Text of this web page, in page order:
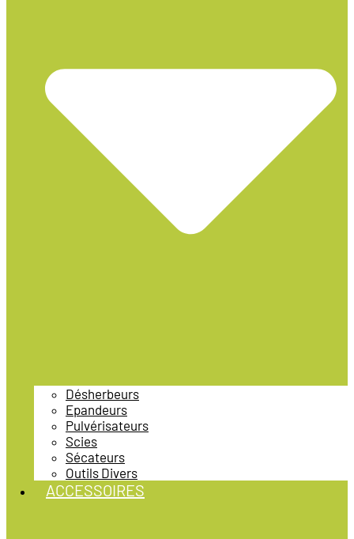
Désherbeurs
Epandeurs
Pulvérisateurs
Scies
Sécateurs
Outils Divers
ACCESSOIRES